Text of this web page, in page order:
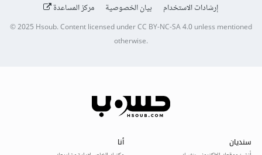
إرشادات الاستخدام
بيان الخصوصية مركز المساعدة
© 2025Hsoub.Content licensed underCC BY-NC-SA 4.0unless mentioned
otherwise.